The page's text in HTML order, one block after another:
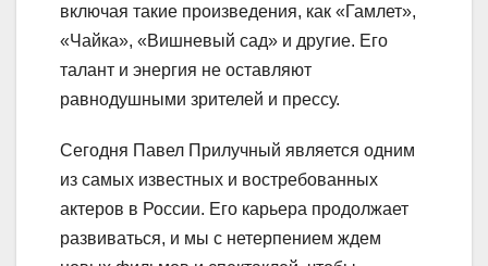
включая такие произведения, как «Гамлет»,
«Чайка», «Вишневый сад» и другие. Его
талант и энергия не оставляют
равнодушными зрителей и прессу.
Сегодня Павел Прилучный является одним
из самых известных и востребованных
актеров в России. Его карьера продолжает
развиваться, и мы с нетерпением ждем